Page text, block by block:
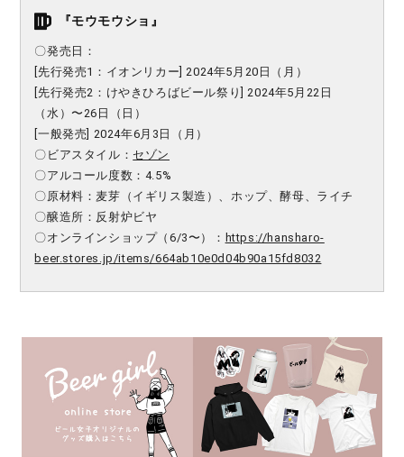
『モウモウショ』
〇発売日：
[先行発売1：イオンリカー] 2024年5月20日（月）
[先行発売2：けやきひろばビール祭り] 2024年5月22日
（水）〜26日（日）
[一般発売] 2024年6月3日（月）
〇ビアスタイル： セゾン
〇アルコール度数：4.5%
〇原材料：麦芽（イギリス製造）、ホップ、酵母、ライチ
〇醸造所：反射炉ビヤ
〇オンラインショップ（6/3〜）： https://hansharo-
beer.stores.jp/items/664ab10e0d04b90a15fd8032